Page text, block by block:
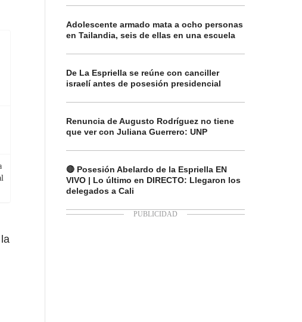
Adolescente armado mata a ocho personas
en Tailandia, seis de ellas en una escuela
De La Espriella se reúne con canciller
israelí antes de posesión presidencial
Renuncia de Augusto Rodríguez no tiene
que ver con Juliana Guerrero: UNP
🔴 Posesión Abelardo de la Espriella EN
VIVO | Lo último en DIRECTO: Llegaron los
delegados a Cali